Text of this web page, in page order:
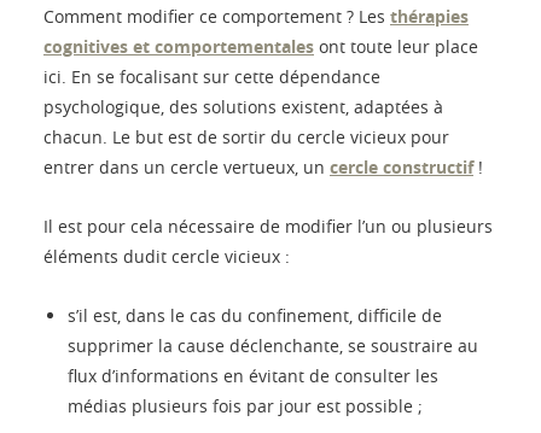
Comment modifier ce comportement ? Les thérapies
cognitives et comportementales ont toute leur place
ici. En se focalisant sur cette dépendance
psychologique, des solutions existent, adaptées à
chacun. Le but est de sortir du cercle vicieux pour
entrer dans un cercle vertueux, un cercle constructif!
Il est pour cela nécessaire de modifier l’un ou plusieurs
éléments dudit cercle vicieux :
s’il est, dans le cas du confinement, difficile de
supprimer la cause déclenchante, se soustraire au
flux d’informations en évitant de consulter les
médias plusieurs fois par jour est possible ;